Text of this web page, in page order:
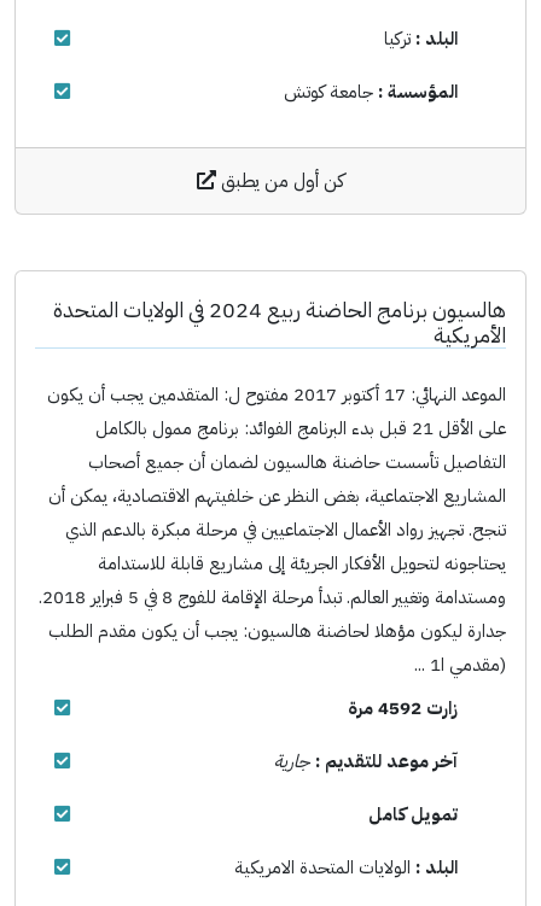
البلد : تركيا
المؤسسة : جامعة كوتش
كن أول من يطبق
هالسيون برنامج الحاضنة ربيع 2024 في الولايات المتحدة
الأمريكية
الموعد النهائي: 17 أكتوبر 2017 مفتوح ل: المتقدمين يجب أن يكون
على الأقل 21 قبل بدء البرنامج الفوائد: برنامج ممول بالكامل
التفاصيل تأسست حاضنة هالسيون لضمان أن جميع أصحاب
المشاريع الاجتماعية، بغض النظر عن خلفيتهم الاقتصادية، يمكن أن
تنجح. تجهيز رواد الأعمال الاجتماعيين في مرحلة مبكرة بالدعم الذي
يحتاجونه لتحويل الأفكار الجريئة إلى مشاريع قابلة للاستدامة
ومستدامة وتغيير العالم. تبدأ مرحلة الإقامة للفوج 8 في 5 فبراير 2018.
جدارة ليكون مؤهلا لحاضنة هالسيون: يجب أن يكون مقدم الطلب
(مقدمي ا1 ...
زارت 4592 مرة
آخر موعد للتقديم : جارية
تمويل كامل
البلد : الولايات المتحدة الامريكية